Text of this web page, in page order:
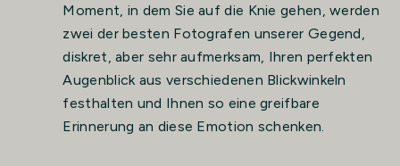
Moment, in dem Sie auf die Knie gehen, werden
zwei der besten Fotografen unserer Gegend,
diskret, aber sehr aufmerksam, Ihren perfekten
Augenblick aus verschiedenen Blickwinkeln
festhalten und Ihnen so eine greifbare
Erinnerung an diese Emotion schenken.